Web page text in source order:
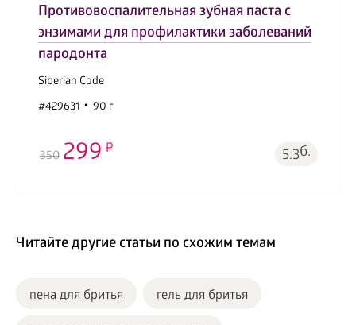
Противовоспалительная зубная паста с
энзимами для профилактики заболеваний
пародонта
Siberian Code
#429631
90 г
350 299 5.3б.
Читайте другие статьи по схожим темам
пена для бритья гель для бритья